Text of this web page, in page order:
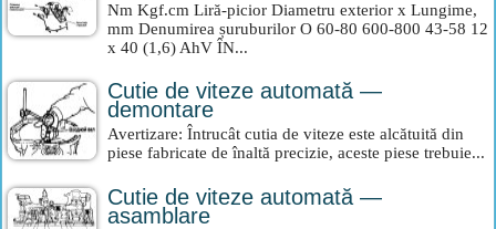
Nm Kgf.cm Liră-picior Diametru exterior x Lungime,
mm Denumirea șuruburilor O 60-80 600-800 43-58 12
x 40 (1,6) AhV ÎN...
Cutie de viteze automată —
demontare
Avertizare: Întrucât cutia de viteze este alcătuită din
piese fabricate de înaltă precizie, aceste piese trebuie...
Cutie de viteze automată —
asamblare